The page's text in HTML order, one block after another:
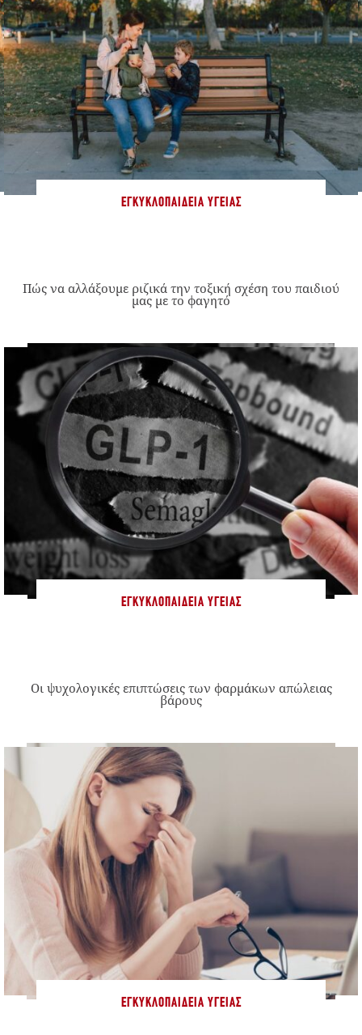
ΕΓΚΥΚΛΟΠΑΊΔΕΙΑ ΥΓΕΊΑΣ
Πώς να αλλάξουμε ριζικά την τοξική σχέση του παιδιού
μας με το φαγητό
ΕΓΚΥΚΛΟΠΑΊΔΕΙΑ ΥΓΕΊΑΣ
Οι ψυχολογικές επιπτώσεις των φαρμάκων απώλειας
βάρους
ΕΓΚΥΚΛΟΠΑΊΔΕΙΑ ΥΓΕΊΑΣ